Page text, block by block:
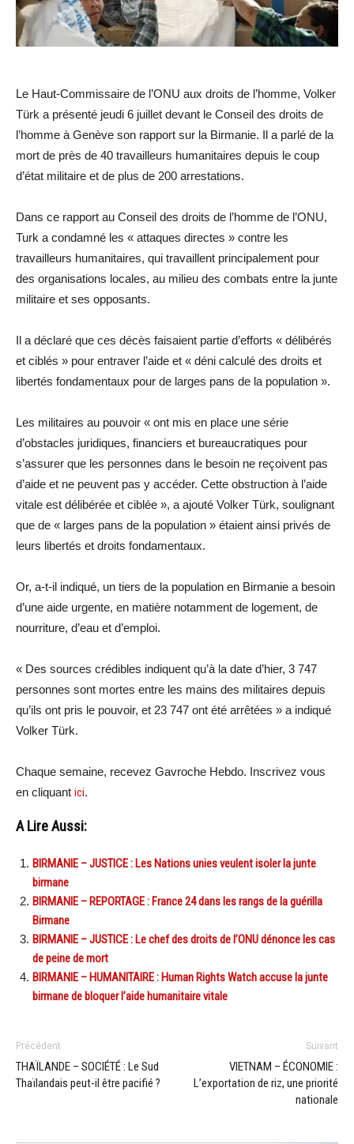
Le Haut-Commissaire de l’ONU aux droits de l’homme, Volker
Türk a présenté jeudi 6 juillet devant le Conseil des droits de
l’homme à Genève son rapport sur la Birmanie. Il a parlé de la
mort de près de 40 travailleurs humanitaires depuis le coup
d’état militaire et de plus de 200 arrestations.
Dans ce rapport au Conseil des droits de l’homme de l’ONU,
Turk a condamné les « attaques directes » contre les
travailleurs humanitaires, qui travaillent principalement pour
des organisations locales, au milieu des combats entre la junte
militaire et ses opposants.
Il a déclaré que ces décès faisaient partie d’efforts « délibérés
et ciblés » pour entraver l’aide et « déni calculé des droits et
libertés fondamentaux pour de larges pans de la population ».
Les militaires au pouvoir « ont mis en place une série
d’obstacles juridiques, financiers et bureaucratiques pour
s’assurer que les personnes dans le besoin ne reçoivent pas
d’aide et ne peuvent pas y accéder. Cette obstruction à l’aide
vitale est délibérée et ciblée », a ajouté Volker Türk, soulignant
que de « larges pans de la population » étaient ainsi privés de
leurs libertés et droits fondamentaux.
Or, a-t-il indiqué, un tiers de la population en Birmanie a besoin
d’une aide urgente, en matière notamment de logement, de
nourriture, d’eau et d’emploi.
« Des sources crédibles indiquent qu’à la date d’hier, 3 747
personnes sont mortes entre les mains des militaires depuis
qu’ils ont pris le pouvoir, et 23 747 ont été arrêtées » a indiqué
Volker Türk.
Chaque semaine, recevez Gavroche Hebdo. Inscrivez vous
en cliquant ici.
A Lire Aussi:
BIRMANIE – JUSTICE : Les Nations unies veulent isoler la junte
birmane
BIRMANIE – REPORTAGE : France 24 dans les rangs de la guérilla
Birmane
BIRMANIE – JUSTICE : Le chef des droits de l’ONU dénonce les cas
de peine de mort
BIRMANIE – HUMANITAIRE : Human Rights Watch accuse la junte
birmane de bloquer l’aide humanitaire vitale
Précédent
THAÏLANDE – SOCIÉTÉ : Le Sud
Thaïlandais peut-il être pacifié ?
Suivant
VIETNAM – ÉCONOMIE :
L’exportation de riz, une priorité
nationale